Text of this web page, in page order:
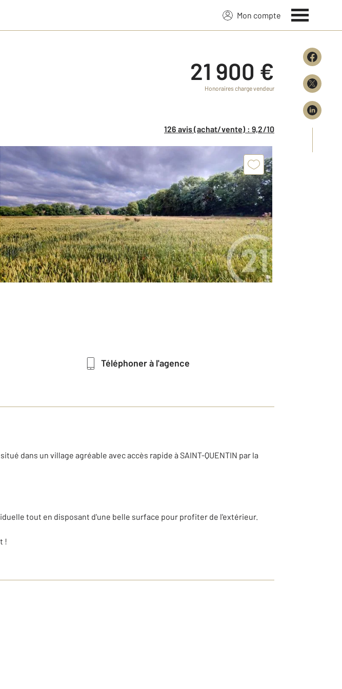
Mon compte
21 900 €
Honoraires charge vendeur
126 avis (achat/vente) : 9,2/10
Téléphoner à l'agence
dans un village agréable avec accès rapide à SAINT-QUENTIN par la
tout en disposant d'une belle surface pour profiter de l'extérieur.
!